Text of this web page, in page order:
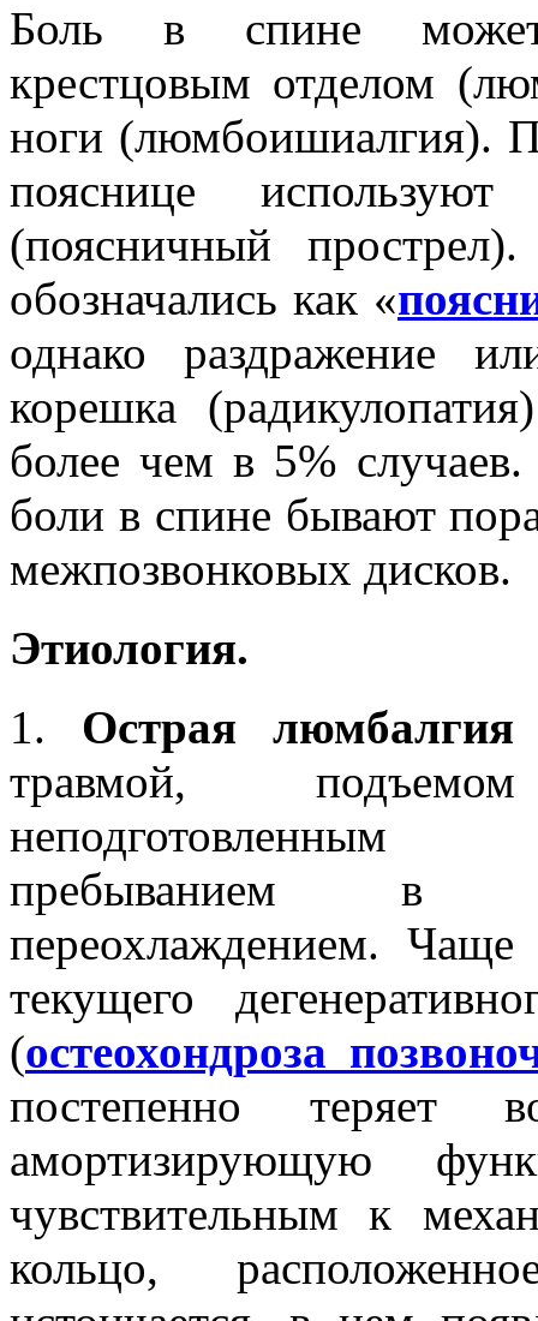
Боль в спине может
крестцовым отделом
ноги (люмбоишиалгия).
пояснице
(поясничный
обозначались как «
однако раздражение
корешка
более чем в 5%
боли в спине бывают
межпозвонковых дисков.
Этиология.
1. Острая
травмой,
пребыванием в
переохлаждением.
текущего
(остеохондроза
постепенно теряет
амортизирующую
чувствительным к
кольцо,